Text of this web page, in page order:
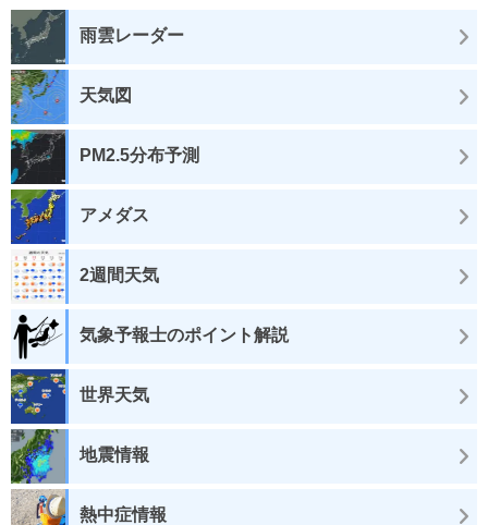
雨雲レーダー
天気図
PM2.5分布予測
アメダス
2週間天気
気象予報士のポイント解説
世界天気
地震情報
熱中症情報